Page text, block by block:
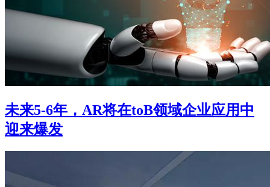
未来5-6年，AR将在toB领域企业应用中
迎来爆发